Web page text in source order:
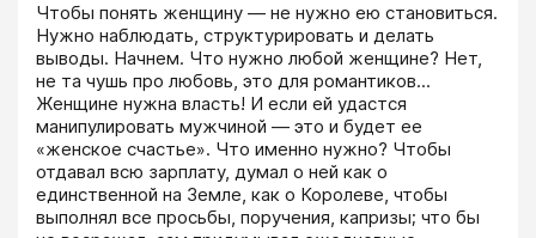
Чтобы понять женщину — не нужно ею становиться.
Нужно наблюдать, структурировать и делать
выводы. Начнем. Что нужно любой женщине? Нет,
не та чушь про любовь, это для романтиков...
Женщине нужна власть! И если ей удастся
манипулировать мужчиной — это и будет ее
«женское счастье». Что именно нужно? Чтобы
отдавал всю зарплату, думал о ней как о
единственной на Земле, как о Королеве, чтобы
выполнял все просьбы, поручения, капризы; что бы